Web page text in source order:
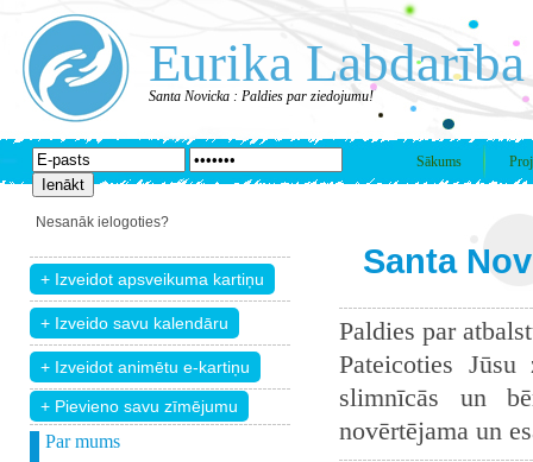
Eurika Labdarība
Santa Novicka : Paldies par ziedojumu!
Sākums
Nesanāk ielogoties?
+ Pievieno savu zīmējumu
Par mums
Santa
Paldies par
Pateicoties
slimnīcās un
novērtējama un